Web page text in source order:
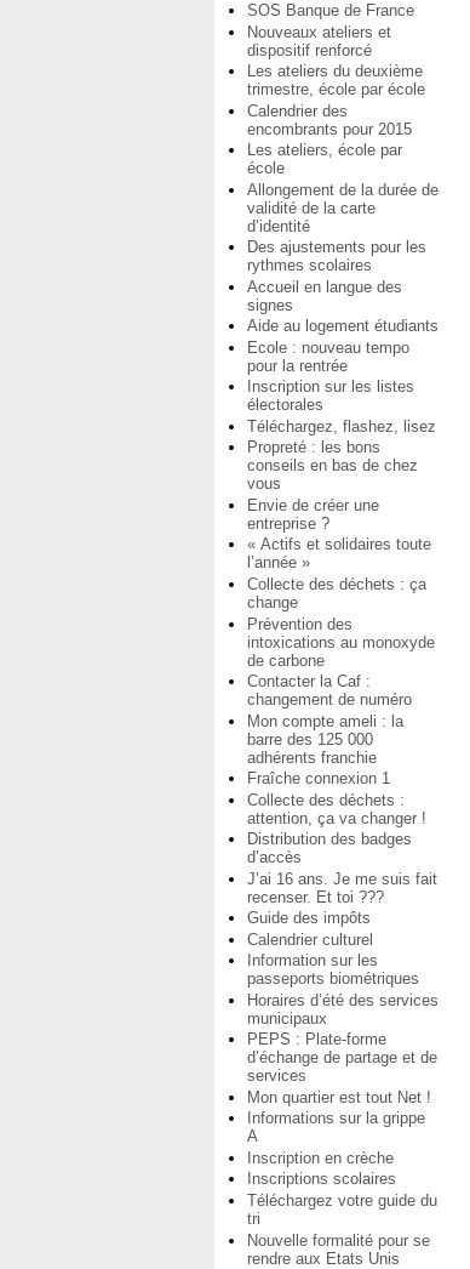
SOS Banque de France
Nouveaux ateliers et
dispositif renforcé
Les ateliers du deuxième
trimestre, école par école
Calendrier des
encombrants pour 2015
Les ateliers, école par
école
Allongement de la durée de
validité de la carte
d’identité
Des ajustements pour les
rythmes scolaires
Accueil en langue des
signes
Aide au logement étudiants
Ecole : nouveau tempo
pour la rentrée
Inscription sur les listes
électorales
Téléchargez, flashez, lisez
Propreté : les bons
conseils en bas de chez
vous
Envie de créer une
entreprise ?
« Actifs et solidaires toute
l’année »
Collecte des déchets : ça
change
Prévention des
intoxications au monoxyde
de carbone
Contacter la Caf :
changement de numéro
Mon compte ameli : la
barre des 125 000
adhérents franchie
Fraîche connexion 1
Collecte des déchets :
attention, ça va changer !
Distribution des badges
d’accès
J’ai 16 ans. Je me suis fait
recenser. Et toi ???
Guide des impôts
Calendrier culturel
Information sur les
passeports biométriques
Horaires d’été des services
municipaux
PEPS : Plate-forme
d’échange de partage et de
services
Mon quartier est tout Net !
Informations sur la grippe
A
Inscription en crèche
Inscriptions scolaires
Téléchargez votre guide du
tri
Nouvelle formalité pour se
rendre aux Etats Unis